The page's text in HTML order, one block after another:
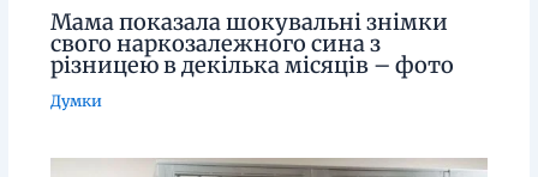
Мама показала шокувальні знімки
свого наркозалежного сина з
різницею в декілька місяців – фото
Думки